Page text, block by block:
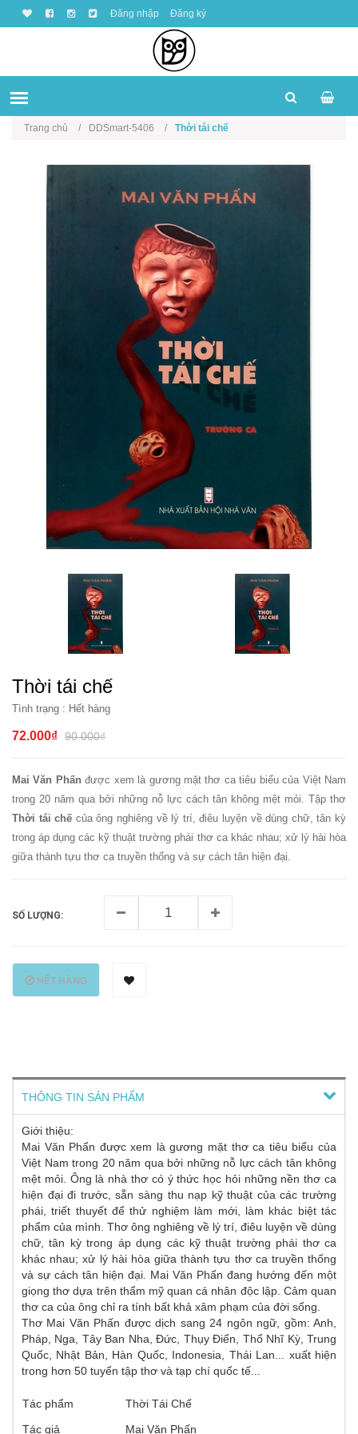
Đăng nhập Đăng ký
Trang chủ DDSmart-5406 Thời tái chế
Thời tái chế
Tình trạng : Hết hàng
72.000₫ 90.000₫
Mai Văn Phấn được xem là gương mặt thơ ca tiêu biểu của Việt Nam
trong 20 năm qua bởi những nỗ lực cách tân không mệt mỏi. Tập thơ
Thời tái chế của ông nghiêng về lý trí, điêu luyện về dùng chữ, tân kỳ
trong áp dụng các kỹ thuật trường phái thơ ca khác nhau; xử lý hài hòa
giữa thành tựu thơ ca truyền thống và sự cách tân hiện đại.
SỐ LƯỢNG:
HẾT HÀNG
THÔNG TIN SẢN PHẨM
Giới thiệu:
Mai Văn Phấn được xem là gương mặt thơ ca tiêu biểu của
Việt Nam trong 20 năm qua bởi những nỗ lực cách tân không
mệt mỏi. Ông là nhà thơ có ý thức học hỏi những nền thơ ca
hiện đại đi trước, sẵn sàng thu nạp kỹ thuật của các trường
phái, triết thuyết để thử nghiệm làm mới, làm khác biệt tác
phẩm của mình. Thơ ông nghiêng về lý trí, điêu luyện về dùng
chữ, tân kỳ trong áp dụng các kỹ thuật trường phái thơ ca
khác nhau; xử lý hài hòa giữa thành tựu thơ ca truyền thống
và sự cách tân hiện đại. Mai Văn Phấn đang hướng đến một
giọng thơ dựa trên thẩm mỹ quan cá nhân độc lập. Cảm quan
thơ ca của ông chỉ ra tính bất khả xâm phạm của đời sống.
Thơ Mai Văn Phấn được dịch sang 24 ngôn ngữ, gồm: Anh,
Pháp, Nga, Tây Ban Nha, Đức, Thụy Điển, Thổ Nhĩ Kỳ, Trung
Quốc, Nhật Bản, Hàn Quốc, Indonesia, Thái Lan... xuất hiện
trong hơn 50 tuyển tập thơ và tạp chí quốc tế...
Tác phẩm
Thời Tái Chế
Tác giả
Mai Văn Phấn